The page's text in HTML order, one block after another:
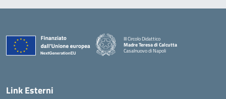
III Circolo Didattico
Madre Teresa di Calcutta
Casalnuovo di Napoli
— Visita la pagina iniziale della scuola
Link Esterni